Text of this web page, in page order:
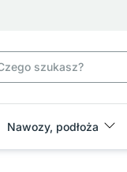
Nawozy, podłoża